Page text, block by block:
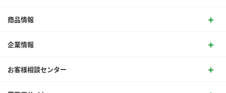
商品情報
企業情報
お客様相談センター